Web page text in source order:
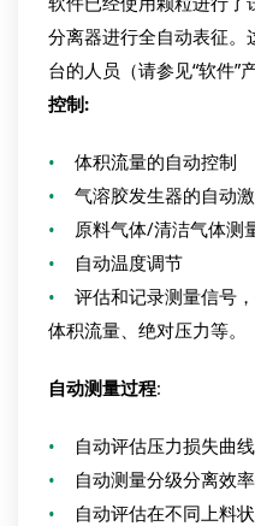
分离器进行全自动表征
台的人员（请参见“软件”
控制:
• 体积流量的自动控制
• 气溶胶发生器的自动
• 原料气体/清洁气体测
• 自动温度调节
• 评估和记录测量信号，
体积流量、绝对压力等。
自动测量过程:
• 自动评估压力损失曲线
• 自动测量分级分离效率
• 自动评估在不同上料